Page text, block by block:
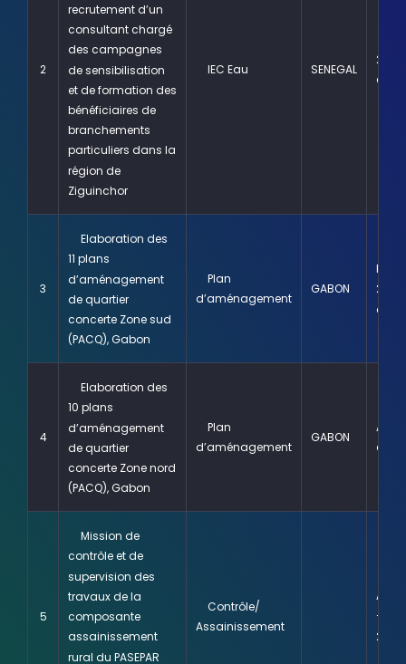
2
recrutement d’un
consultant chargé
des campagnes
de sensibilisation
et de formation des
bénéficiaires de
branchements
particuliers dans la
région de
Ziguinchor
IEC Eau SENEGAL
2020
3
Elaboration des
11 plans
d’aménagement
de quartier
concerte Zone sud
(PACQ), Gabon
Plan
d’aménagement
GABON
2019
4
Elaboration des
10 plans
d’aménagement
de quartier
concerte Zone nord
(PACQ), Gabon
Plan
d’aménagement
GABON
Août
en
5
Mission de
contrôle et de
supervision des
travaux de la
composante
assainissement
rural du PASEPAR
Contrôle/
Assainissement
Août
–
2018